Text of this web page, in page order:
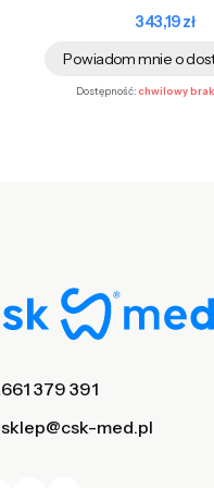
Cena
343,19 zł
Powiadom mnie o
Dostępność:chwilowy
661 379 391
sklep@csk-med.pl